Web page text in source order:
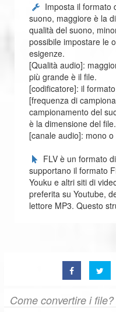
Imposta il formato
suono, maggiore è la
qualità del suono,
possibile impostare le
esigenze.
[Qualità audio]:
più grande è il file.
[codificatore]: il
[frequenza di
campionamento del
è la dimensione del file.
[canale audio]: mono
FLV è un formato
supportano il formato
Youku e altri siti di
preferita su Youtube,
lettore MP3. Questo
Come convertire i file?